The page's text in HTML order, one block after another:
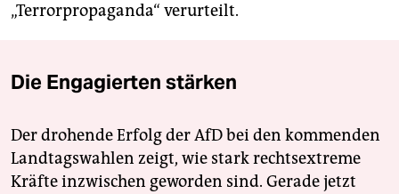
„Terrorpropaganda“ verurteilt.
Die Engagierten stärken
Der drohende Erfolg der AfD bei den kommenden
Landtagswahlen zeigt, wie stark rechtsextreme
Kräfte inzwischen geworden sind. Gerade jetzt